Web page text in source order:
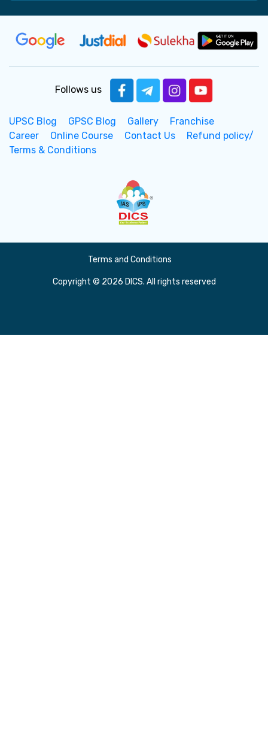
Follows us
UPSC Blog GPSC Blog Gallery
Franchise
Career
Online Course Contact Us
Refund policy/
Terms & Conditions
Terms and Conditions
Copyright © 2026 DICS. All rights reserved